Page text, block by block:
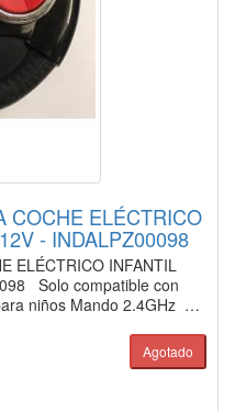
COCHE ELÉCTRICO
- INDALPZ00098
ELÉCTRICO INFANTIL
Solo compatible con
niños Mando 2.4GHz …
Agotado